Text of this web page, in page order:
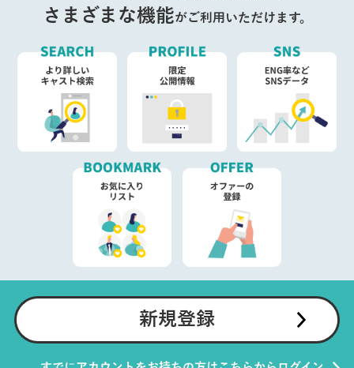
さまざまな機能がご利用いただけます。
新規登録